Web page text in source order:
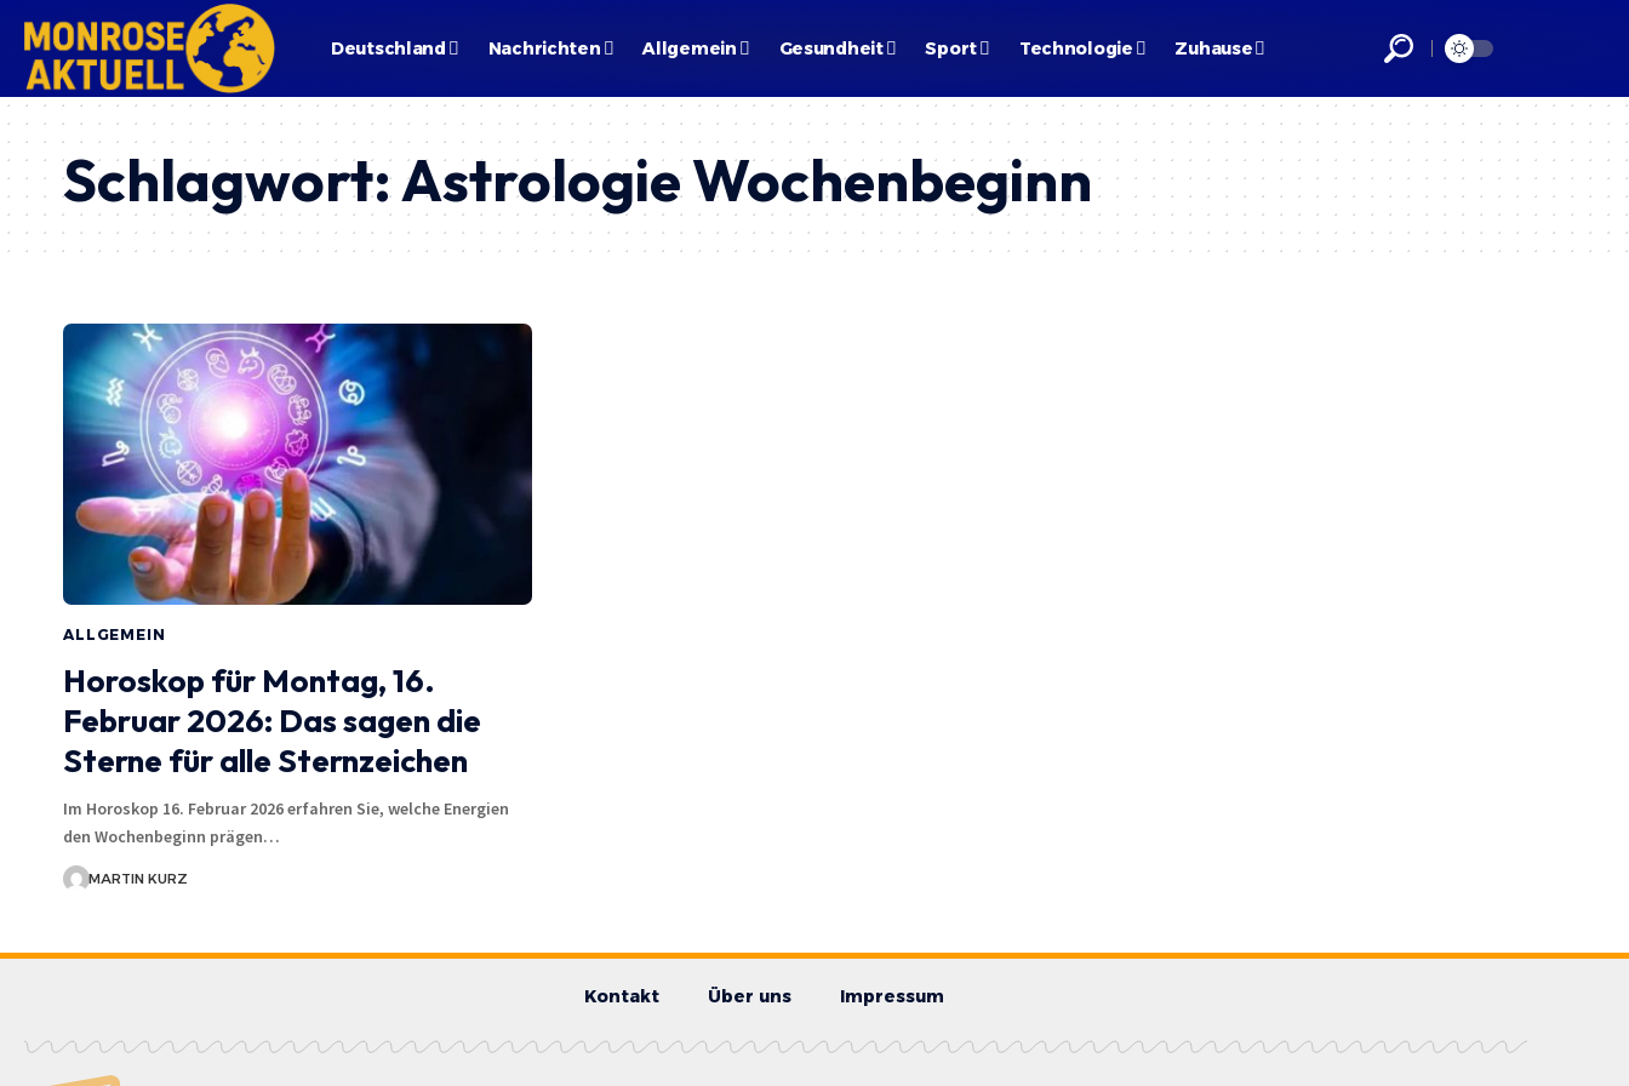
Deutschland Nachrichten Allgemein Gesundheit Sport Technologie Zuhause
Schlagwort:Astrologie Wochenbeginn
ALLGEMEIN
Horoskop für Montag, 16.
Februar 2026: Das sagen die
Sterne für alle Sternzeichen
Im Horoskop 16. Februar 2026 erfahren Sie, welche Energien
den Wochenbeginn prägen…
MARTIN KURZ
Kontakt Über uns Impressum